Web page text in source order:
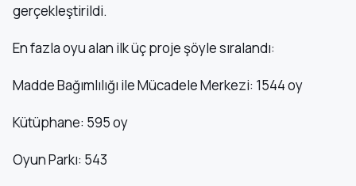
gerçekleştirildi.
En fazla oyu alan ilk üç proje şöyle sıralandı:
Madde Bağımlılığı ile Mücadele Merkezi: 1544 oy
Kütüphane: 595 oy
Oyun Parkı: 543